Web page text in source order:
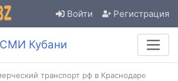
Войти Регистрация
Кубани
транспорт рф в Краснодаре